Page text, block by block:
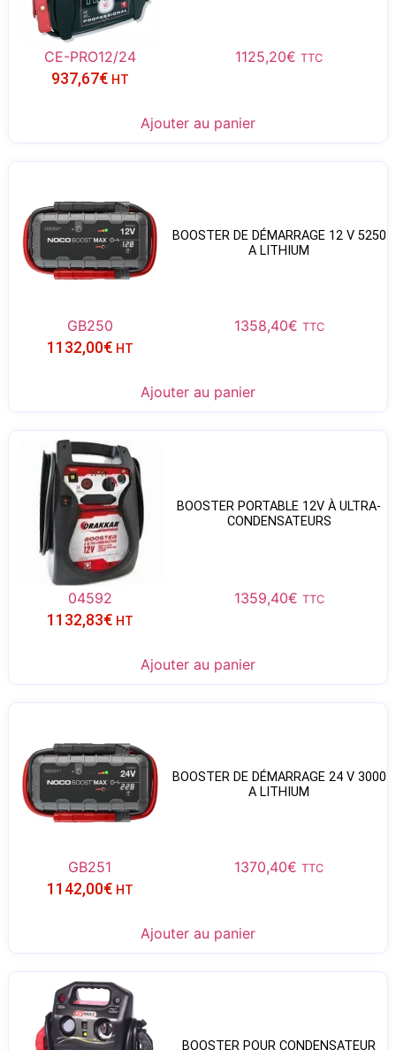
CE-PRO12/24 1125,20€ TTC
937,67€ HT
Ajouter au panier
BOOSTER DE DÉMARRAGE 12 V 5250
A LITHIUM
GB250 1358,40€ TTC
1132,00€ HT
Ajouter au panier
BOOSTER PORTABLE 12V À ULTRA-
CONDENSATEURS
04592 1359,40€ TTC
1132,83€ HT
Ajouter au panier
BOOSTER DE DÉMARRAGE 24 V 3000
A LITHIUM
GB251 1370,40€ TTC
1142,00€ HT
Ajouter au panier
BOOSTER POUR CONDENSATEUR